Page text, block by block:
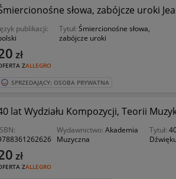
słowa, zabójcze uroki
publikacji:
Tytuł:Śmiercionośne słowa,
zabójcze uroki
ZALLEGRO
zł
SPRZEDAJĄCY: OSOBA PRYWATNA
lat Wydziału Kompozycji, Teorii
Wydawnictwo:Akademia
Muzyczna
Tytuł:
ZALLEGRO
zł